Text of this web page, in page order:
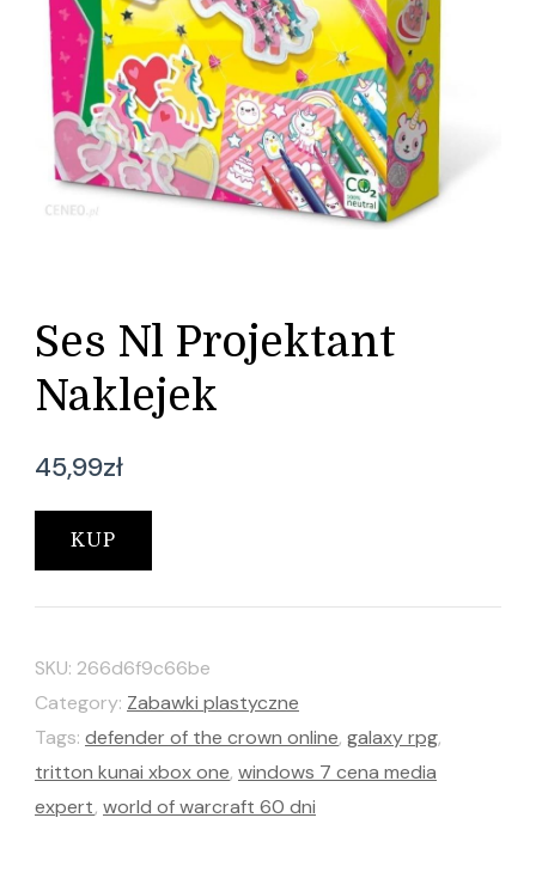
Ses Nl Projektant
Naklejek
45,99zł
KUP
SKU: 266d6f9c66be
Category: Zabawki plastyczne
Tags: defender of the crown online, galaxy rpg,
tritton kunai xbox one, windows 7 cena media
expert, world of warcraft 60 dni